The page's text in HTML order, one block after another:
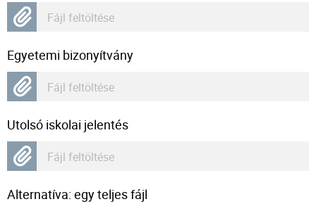
Fájl feltöltése
Egyetemi bizonyítvány
Fájl feltöltése
Utolsó iskolai jelentés
Fájl feltöltése
Alternatíva: egy teljes fájl